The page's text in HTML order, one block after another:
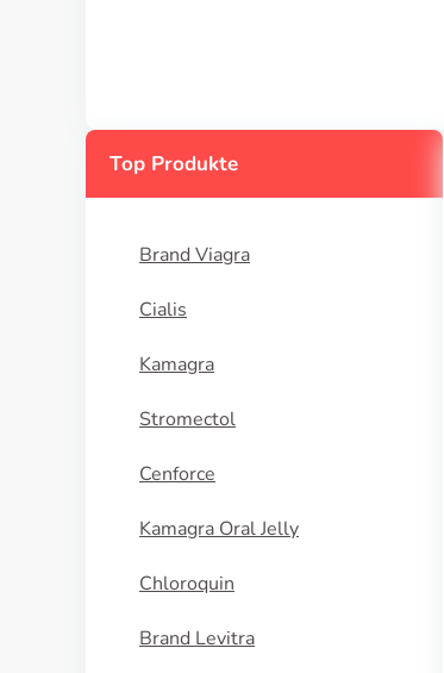
Top Produkte
Brand Viagra
Cialis
Kamagra
Stromectol
Cenforce
Kamagra Oral Jelly
Chloroquin
Brand Levitra